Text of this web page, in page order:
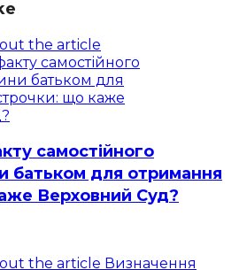
самостійного
батьком для отримання
Верховний Суд?